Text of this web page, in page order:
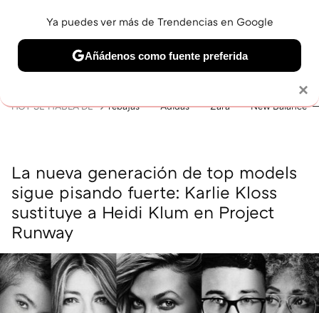
BELLEZA SHOPPING VIAJES GASTRO SNEAKERS
HOY SE HABLA DE rebajas Adidas Zara New Balance
La nueva generación de top models
sigue pisando fuerte: Karlie Kloss
sustituye a Heidi Klum en Project
Runway
×
Ya puedes ver más de Trendencias en Google
Añádenos como fuente preferida